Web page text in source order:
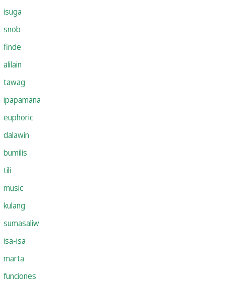
isuga
snob
finde
alilain
tawag
ipapamana
euphoric
dalawin
bumilis
tili
music
kulang
sumasaliw
isa-isa
marta
funciones